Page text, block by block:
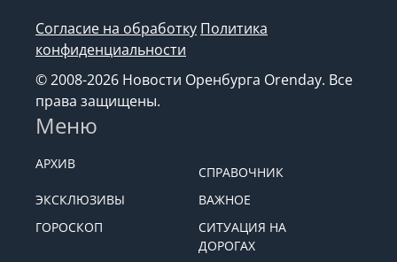
Согласие на обработку Политика
конфиденциальности
© 2008-2026 Новости Оренбурга Orenday. Все
права защищены.
Меню
АРХИВ
СПРАВОЧНИК
ЭКСКЛЮЗИВЫ
ВАЖНОЕ
ГОРОСКОП
СИТУАЦИЯ НА
ДОРОГАХ